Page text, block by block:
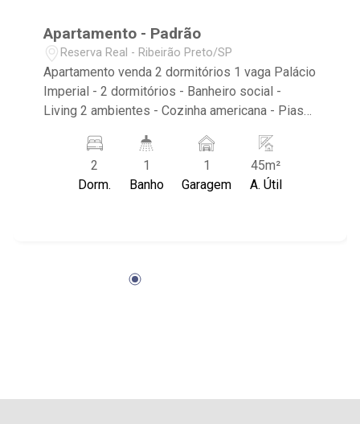
Apartamento - Padrão
Reserva Real - Ribeirão Preto/SP
Apartamento venda 2 dormitórios 1 vaga Palácio
Imperial - 2 dormitórios - Banheiro social -
Living 2 ambientes - Cozinha americana - Pias
Area de Serviço - Acesso ao bloco por digital -
Condomínio com piscinas (2 adultos e 2
infantis), campo de futebol, playgrounds, espaço
localizado, próximo do Supermercado DIA,
2
Dorm.
1
Banho
1
Garagem
45m²
A. Útil